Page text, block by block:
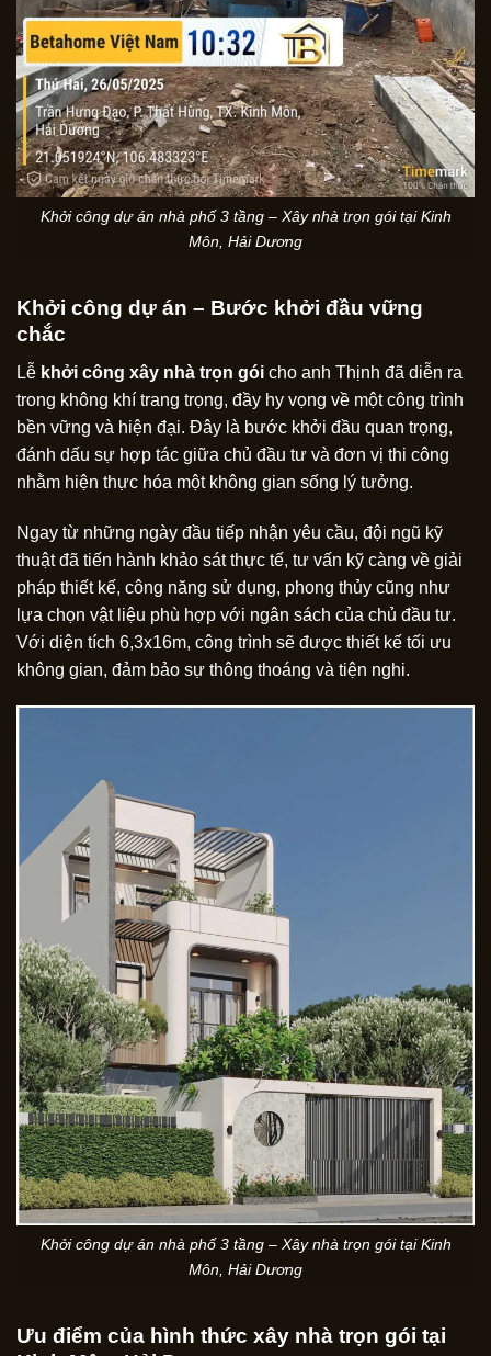
Khởi công dự án nhà phố 3 tầng – Xây nhà trọn gói tại Kinh
Môn, Hải Dương
Khởi công dự án – Bước khởi đầu vững
chắc
Lễ khởi công xây nhà trọn gói cho anh Thịnh đã diễn ra
trong không khí trang trọng, đầy hy vọng về một công trình
bền vững và hiện đại. Đây là bước khởi đầu quan trọng,
đánh dấu sự hợp tác giữa chủ đầu tư và đơn vị thi công
nhằm hiện thực hóa một không gian sống lý tưởng.
Ngay từ những ngày đầu tiếp nhận yêu cầu, đội ngũ kỹ
thuật đã tiến hành khảo sát thực tế, tư vấn kỹ càng về giải
pháp thiết kế, công năng sử dụng, phong thủy cũng như
lựa chọn vật liệu phù hợp với ngân sách của chủ đầu tư.
Với diện tích 6,3x16m, công trình sẽ được thiết kế tối ưu
không gian, đảm bảo sự thông thoáng và tiện nghi.
Khởi công dự án nhà phố 3 tầng – Xây nhà trọn gói tại Kinh
Môn, Hải Dương
Ưu điểm của hình thức xây nhà trọn gói tại